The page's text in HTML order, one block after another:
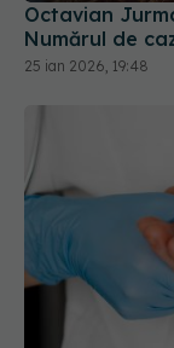
Octavian
Numărul de
25 ian 2026, 19:48